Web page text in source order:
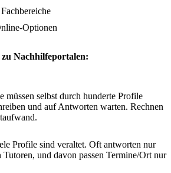
Optionen
Nachhilfeportalen:
müssen selbst durch hunderte Profile
und auf Antworten warten. Rechnen
Profile sind veraltet. Oft antworten nur
Tutoren, und davon passen Termine/Ort nur